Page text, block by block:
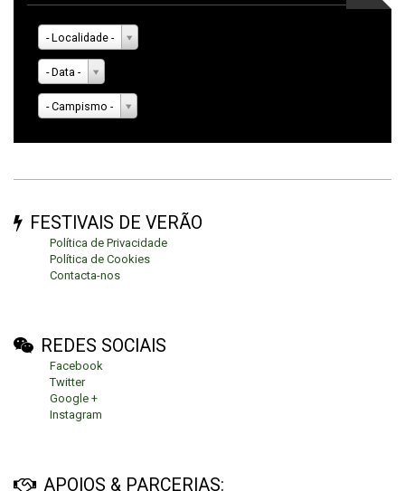
- Localidade -
- Data -
- Campismo -
FESTIVAIS DE VERÃO
Política de Privacidade
Política de Cookies
Contacta-nos
REDES SOCIAIS
Facebook
Twitter
Google +
Instagram
APOIOS & PARCERIAS: